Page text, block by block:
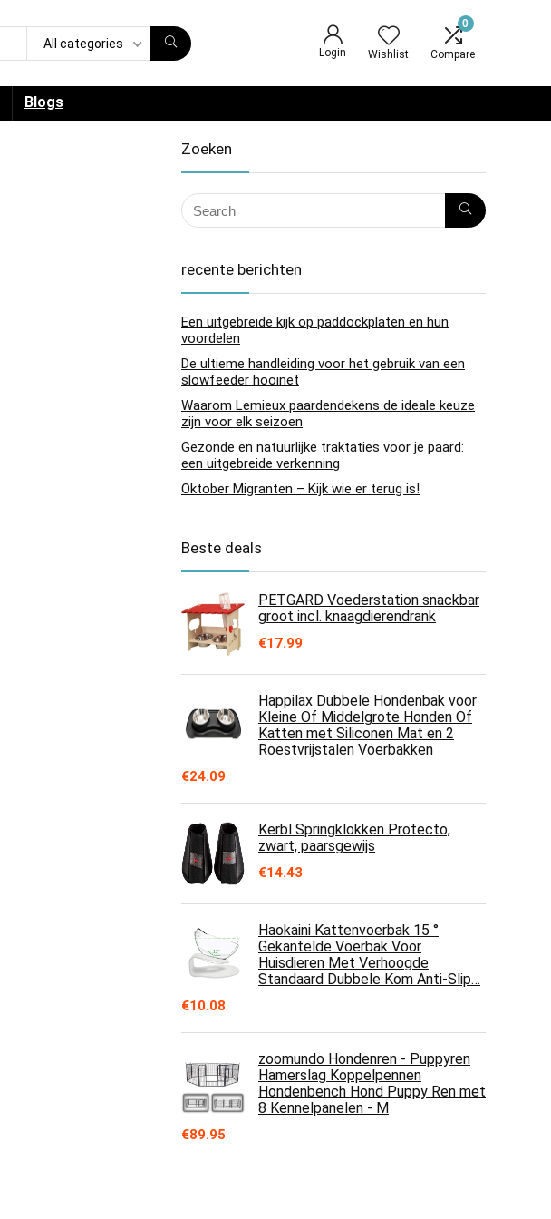
All categories
Login Wishlist
0
Compare
Blogs
Zoeken
recente berichten
Een uitgebreide kijk op paddockplaten en hun
voordelen
De ultieme handleiding voor het gebruik van een
slowfeeder hooinet
Waarom Lemieux paardendekens de ideale keuze
zijn voor elk seizoen
Gezonde en natuurlijke traktaties voor je paard:
een uitgebreide verkenning
Oktober Migranten – Kijk wie er terug is!
Beste deals
PETGARD Voederstation snackbar
groot incl. knaagdierendrank
€17.99
Happilax Dubbele Hondenbak voor
Kleine Of Middelgrote Honden Of
Katten met Siliconen Mat en 2
Roestvrijstalen Voerbakken
€24.09
Kerbl Springklokken Protecto,
zwart, paarsgewijs
€14.43
Haokaini Kattenvoerbak 15 °
Gekantelde Voerbak Voor
Huisdieren Met Verhoogde
Standaard Dubbele Kom Anti-Slip…
€10.08
zoomundo Hondenren - Puppyren
Hamerslag Koppelpennen
Hondenbench Hond Puppy Ren met
8 Kennelpanelen - M
€89.95